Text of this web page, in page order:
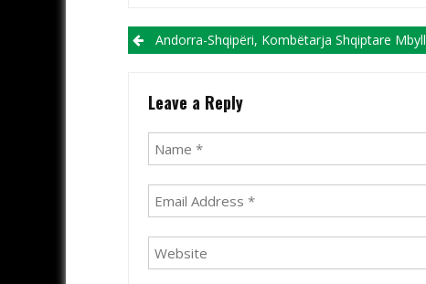
Post navigation
Andorra-Shqipëri, Kombëtarja Shqiptare Mbyll Përgatitjet, Gjithçka Gati Për Sfidën E Nesërme
Leave a Reply